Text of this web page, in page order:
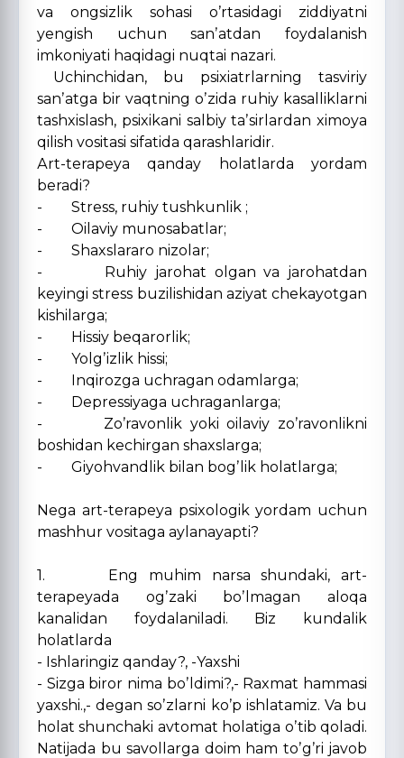
va ongsizlik sohasi oʼrtasidagi ziddiyatni
yengish uchun sanʼatdan foydalanish
imkoniyati haqidagi nuqtai nazari.
Uchinchidan, bu psixiatrlarning tasviriy
sanʼatga bir vaqtning oʼzida ruhiy kasalliklarni
tashxislash, psixikani salbiy taʼsirlardan ximoya
qilish vositasi sifatida qarashlaridir.
Аrt-terapeya qanday holatlarda yordam
beradi?
- Stress, ruhiy tushkunlik ;
- Oilaviy munosabatlar;
- Shaxslararo nizolar;
- Ruhiy jarohat olgan va jarohatdan
keyingi stress buzilishidan aziyat chekayotgan
kishilarga;
- Hissiy beqarorlik;
- Yolgʼizlik hissi;
- Inqirozga uchragan odamlarga;
- Depressiyaga uchraganlarga;
- Zoʼravonlik yoki oilaviy zoʼravonlikni
boshidan kechirgan shaxslarga;
- Giyohvandlik bilan bogʼlik holatlarga;
Nega art-terapeya psixologik yordam uchun
mashhur vositaga aylanayapti?
1. Eng muhim narsa shundaki, art-
terapeyada ogʼzaki boʼlmagan aloqa
kanalidan foydalaniladi. Biz kundalik
holatlarda
- Ishlaringiz qanday?, -Yaxshi
- Sizga biror nima boʼldimi?,- Raxmat hammasi
yaxshi.,- degan soʼzlarni koʼp ishlatamiz. Va bu
holat shunchaki avtomat holatiga oʼtib qoladi.
Natijada bu savollarga doim ham toʼgʼri javob